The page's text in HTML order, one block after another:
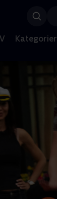
Kategorier